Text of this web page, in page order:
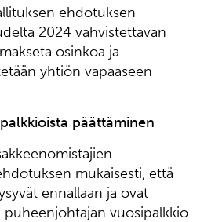
ehdotuksen
2024 vahvistettavan
osinkoa ja
yhtiön vapaaseen
päättäminen
mukaisesti, että
ennallaan ja ovat
puheenjohtajan vuosipalkkio